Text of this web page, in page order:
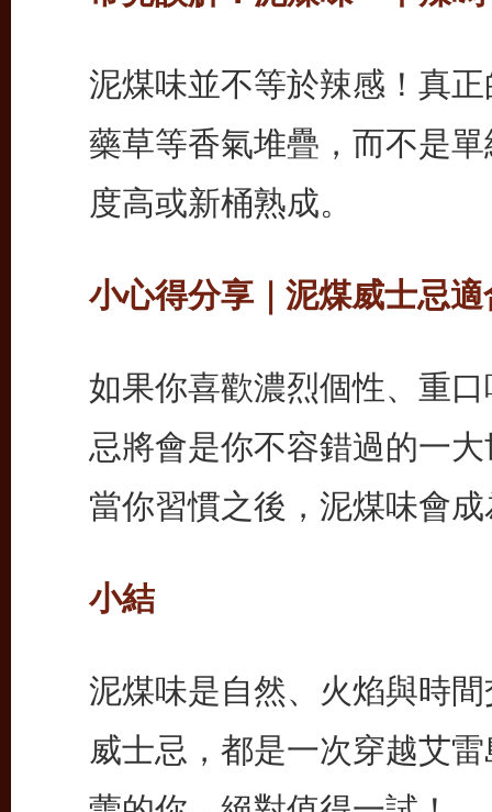
泥煤味並不等於辣感！真
藥草等香氣堆疊，而不是
度高或新桶熟成。
小心得分享｜泥煤威士忌
如果你喜歡濃烈個性、重
忌將會是你不容錯過的一
當你習慣之後，泥煤味會
小結
泥煤味是自然、火焰與時
威士忌，都是一次穿越艾